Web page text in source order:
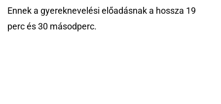
Ennek a gyereknevelési előadásnak a hossza 19
perc és 30 másodperc.